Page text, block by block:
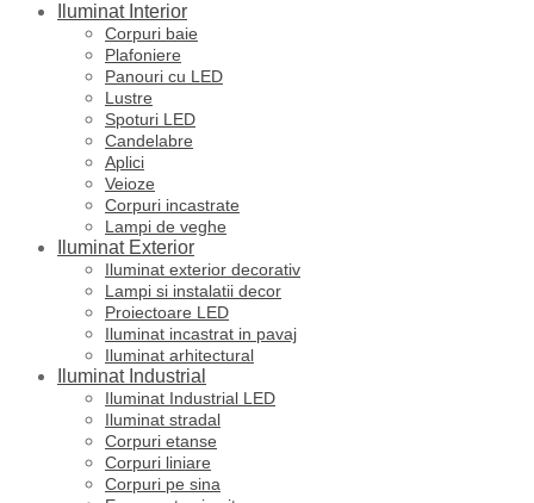
Iluminat Interior
Corpuri baie
Plafoniere
Panouri cu LED
Lustre
Spoturi LED
Candelabre
Aplici
Veioze
Corpuri incastrate
Lampi de veghe
Iluminat Exterior
Iluminat exterior decorativ
Lampi si instalatii decor
Proiectoare LED
Iluminat incastrat in pavaj
Iluminat arhitectural
Iluminat Industrial
Iluminat Industrial LED
Iluminat stradal
Corpuri etanse
Corpuri liniare
Corpuri pe sina